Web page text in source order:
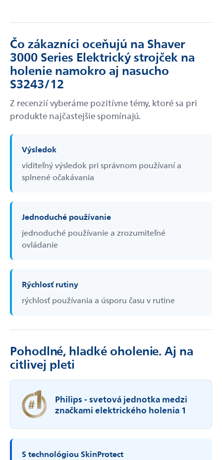
Čo zákazníci oceňujú na Shaver
3000 Series Elektrický strojček na
holenie namokro aj nasucho
S3243/12
Z recenzií vyberáme pozitívne témy, ktoré sa pri
produkte najčastejšie spomínajú.
Výsledok
viditeľný výsledok pri správnom používaní a
splnené očakávania
Jednoduché používanie
jednoduché používanie a zrozumiteľné
ovládanie
Rýchlosť rutiny
rýchlosť používania a úsporu času v rutine
Pohodlné, hladké oholenie. Aj na
citlivej pleti
Philips - svetová jednotka medzi
značkami elektrického holenia 1
S technológiou SkinProtect